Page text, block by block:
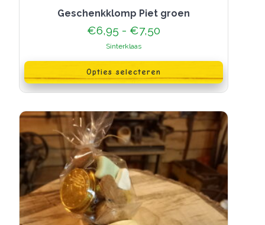
Geschenkklomp Piet groen
€6,95 - €7,50
€7,50
Sinterklaas
Opties selecteren
product
heeft
meerdere
variaties.
optie
gekozen
worden
op
de
productpagina